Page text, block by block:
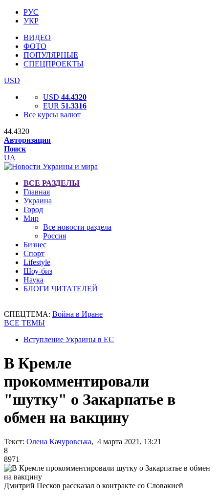
РУС
УКР
ВИДЕО
ФОТО
ПОПУЛЯРНЫЕ
СПЕЦПРОЕКТЫ
USD
USD 44.4320
EUR 51.3316
Все курсы валют
44.4320
Авторизация
Поиск
UA
ВСЕ РАЗДЕЛЫ
Главная
Украина
Город
Мир
Все новости раздела
Россия
Бизнес
Спорт
Lifestyle
Шоу-биз
Наука
БЛОГИ ЧИТАТЕЛЕЙ
СПЕЦТЕМА: Война в Иране
ВСЕ ТЕМЫ
Вступление Украины в ЕС
В Кремле
прокомментировали
"шутку" о Закарпатье в
обмен на вакцину
Текст: Олена Качуровська, 4 марта 2021, 13:21
8
8971
Дмитрий Песков рассказал о контракте со Словакией